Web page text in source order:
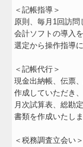
交通案内
リンク集
TKCシステムQ&A
社長メニューASP
＜記帳指導＞
原則、毎月1回訪問
会計ソフトの導入
選定から操作指導
＜記帳代行＞
現金出納帳、伝票
作成していただき
月次試算表、総勘
書類を作成いたしま
＜税務調査立会い＞